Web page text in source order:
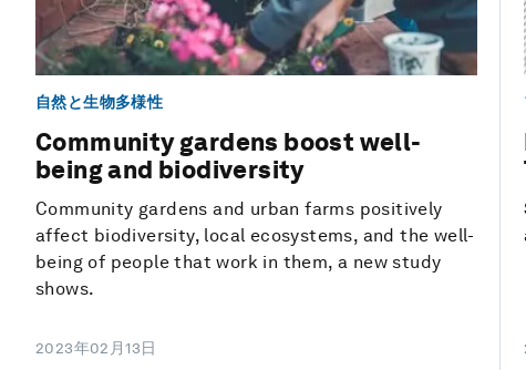
自然と生物多様性
Community gardens boost well-
being and biodiversity
Community gardens and urban farms positively
affect biodiversity, local ecosystems, and the well-
being of people that work in them, a new study
shows.
2023年02月13日